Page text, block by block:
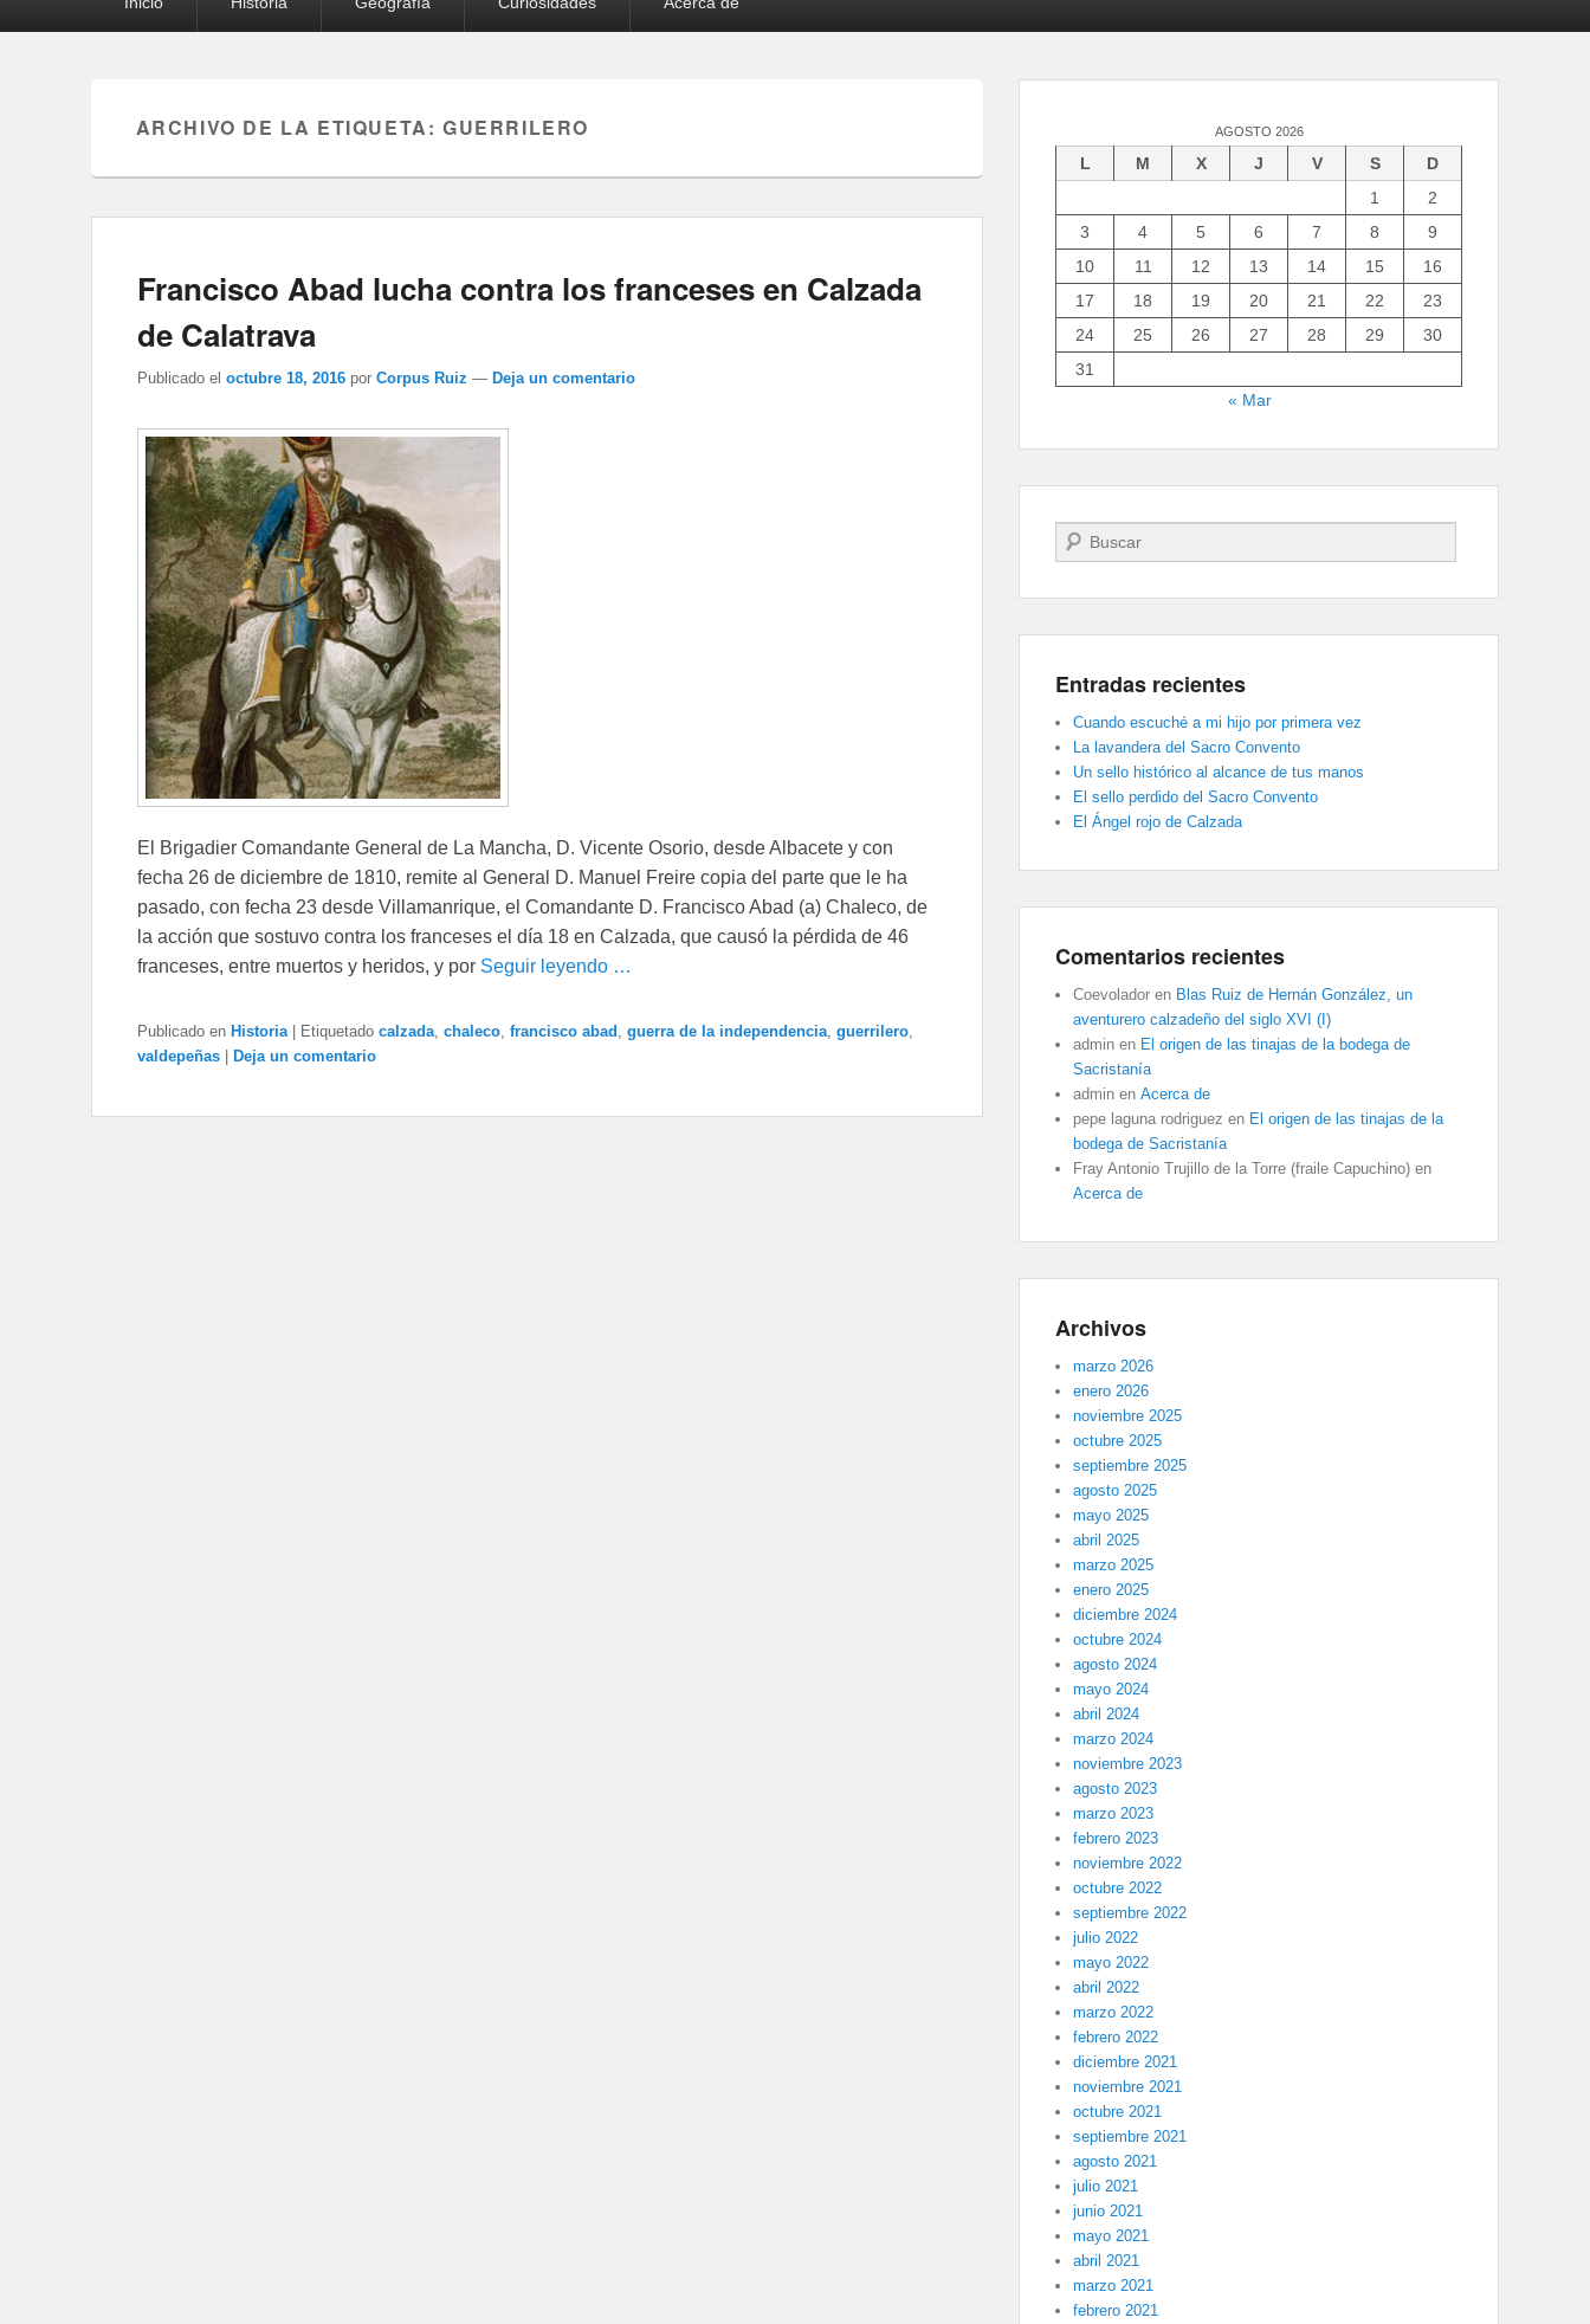
ARCHIVO DE LA ETIQUETA:GUERRILERO
Francisco Abad lucha contra los franceses en Calzada
de Calatrava
Publicado el octubre 18, 2016 por Corpus Ruiz — Deja un comentario
El Brigadier Comandante General de La Mancha, D. Vicente Osorio, desde Albacete y con
fecha 26 de diciembre de 1810, remite al General D. Manuel Freire copia del parte que le ha
pasado, con fecha 23 desde Villamanrique, el Comandante D. Francisco Abad (a) Chaleco, de
la acción que sostuvo contra los franceses el día 18 en Calzada, que causó la pérdida de 46
franceses, entre muertos y heridos, y por Seguir leyendo …
Publicado en Historia Etiquetado calzada, chaleco, francisco abad , guerra de la independencia, guerrilero,
valdepeñas
Deja un comentario
AGOSTO 2026
L M X J V S
D
1
2
3
4 5 6 7 8
9
10
11 12 13 14 15
16
17
18 19 20 21 22
23
24
25 26 27 28 29
30
31
« Mar
Buscar
Entradas recientes
Cuando escuché a mi hijo por primera vez
La lavandera del Sacro Convento
Un sello histórico al alcance de tus manos
El sello perdido del Sacro Convento
El Ángel rojo de Calzada
Comentarios recientes
Coevolador en Blas Ruiz de Hernán González, un
aventurero calzadeño del siglo XVI (I)
admin en El origen de las tinajas de la bodega de
Sacristanía
admin en Acerca de
pepe laguna rodriguez en El origen de las tinajas de la
bodega de Sacristanía
Fray Antonio Trujillo de la Torre (fraile Capuchino) en
Acerca de
Archivos
marzo 2026
enero 2026
noviembre 2025
octubre 2025
septiembre 2025
agosto 2025
mayo 2025
abril 2025
marzo 2025
enero 2025
diciembre 2024
octubre 2024
agosto 2024
mayo 2024
abril 2024
marzo 2024
noviembre 2023
agosto 2023
marzo 2023
febrero 2023
noviembre 2022
octubre 2022
septiembre 2022
julio 2022
mayo 2022
abril 2022
marzo 2022
febrero 2022
diciembre 2021
noviembre 2021
octubre 2021
septiembre 2021
agosto 2021
julio 2021
junio 2021
mayo 2021
abril 2021
marzo 2021
febrero 2021